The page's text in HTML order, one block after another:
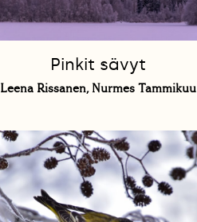
Pinkit sävyt
Leena Rissanen, Nurmes Tammikuu